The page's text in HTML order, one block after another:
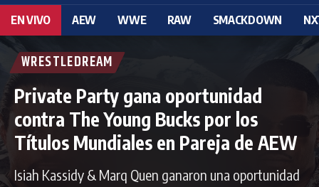
EN VIVO AEW WWE RAW SMACKDOWN
WRESTLEDREAM
Private Party gana oportunidad
contra The Young Bucks por los
Títulos Mundiales en Pareja de AEW
Isiah Kassidy & Marq Quen ganaron una oportunidad